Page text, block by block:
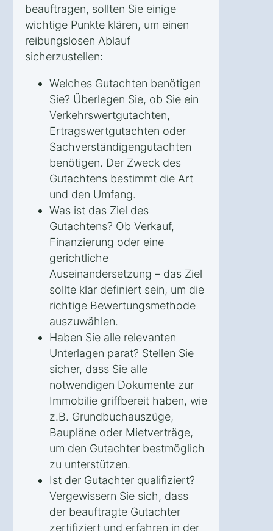
beauftragen, sollten Sie einige
wichtige Punkte klären, um einen
reibungslosen Ablauf
sicherzustellen:
Welches Gutachten benötigen
Sie? Überlegen Sie, ob Sie ein
Verkehrswertgutachten,
Ertragswertgutachten oder
Sachverständigengutachten
benötigen. Der Zweck des
Gutachtens bestimmt die Art
und den Umfang.
Was ist das Ziel des
Gutachtens? Ob Verkauf,
Finanzierung oder eine
gerichtliche
Auseinandersetzung – das Ziel
sollte klar definiert sein, um die
richtige Bewertungsmethode
auszuwählen.
Haben Sie alle relevanten
Unterlagen parat? Stellen Sie
sicher, dass Sie alle
notwendigen Dokumente zur
Immobilie griffbereit haben, wie
z.B. Grundbuchauszüge,
Baupläne oder Mietverträge,
um den Gutachter bestmöglich
zu unterstützen.
Ist der Gutachter qualifiziert?
Vergewissern Sie sich, dass
der beauftragte Gutachter
zertifiziert und erfahren in der